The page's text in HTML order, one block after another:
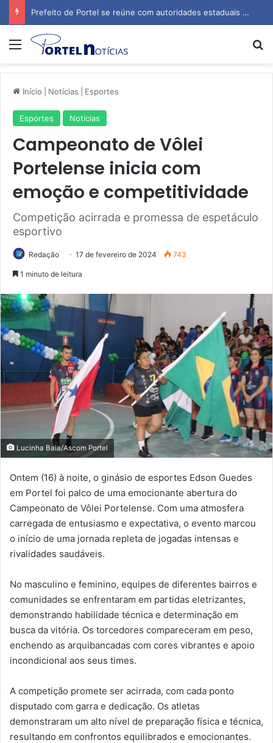
Prefeito de Portel se reúne com autoridades estaduais para tratar de obras e inauguração de escola
Menu
Início Notícias Esportes
Esportes Notícias
Campeonato de Vôlei
Portelense inicia com
emoção e competitividade
Competição acirrada e promessa de espetáculo
esportivo
Redação 17 de fevereiro de 2024 743
1 minuto de leitura
Lucinha Baia/Ascom Portel
Ontem (16) à noite, o ginásio de esportes Edson Guedes
em Portel foi palco de uma emocionante abertura do
Campeonato de Vôlei Portelense. Com uma atmosfera
carregada de entusiasmo e expectativa, o evento marcou
o início de uma jornada repleta de jogadas intensas e
rivalidades saudáveis.
No masculino e feminino, equipes de diferentes bairros e
comunidades se enfrentaram em partidas eletrizantes,
demonstrando habilidade técnica e determinação em
busca da vitória. Os torcedores compareceram em peso,
enchendo as arquibancadas com cores vibrantes e apoio
incondicional aos seus times.
A competição promete ser acirrada, com cada ponto
disputado com garra e dedicação. Os atletas
demonstraram um alto nível de preparação física e técnica,
resultando em confrontos equilibrados e emocionantes.